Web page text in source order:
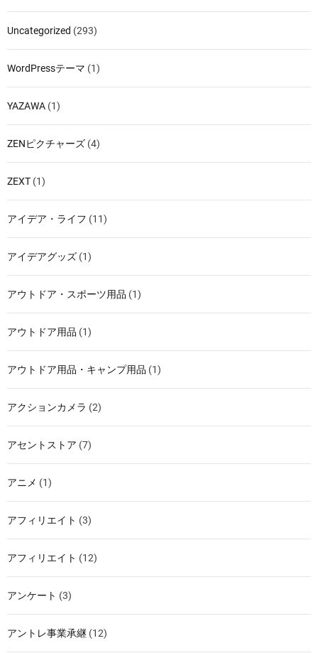
Uncategorized (293)
WordPressテーマ (1)
YAZAWA (1)
ZENピクチャーズ (4)
ZEXT (1)
アイデア・ライフ (11)
アイデアグッズ (1)
アウトドア・スポーツ用品 (1)
アウトドア用品 (1)
アウトドア用品・キャンプ用品 (1)
アクションカメラ (2)
アセントストア (7)
アニメ (1)
アフィリエイト (3)
アフィリエイト (12)
アンケート (3)
アントレ事業承継 (12)